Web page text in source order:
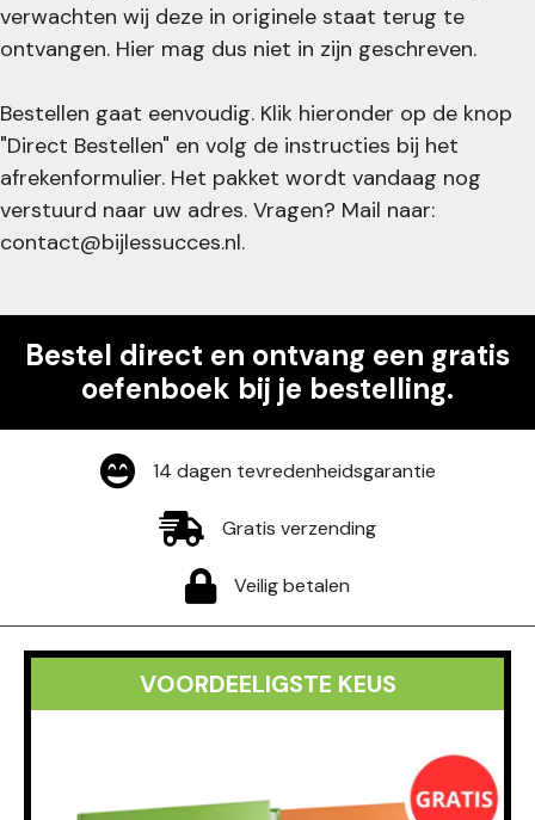
verwachten wij deze in originele staat terug te
ontvangen. Hier mag dus niet in zijn geschreven.
Bestellen gaat eenvoudig. Klik hieronder op de knop
"Direct Bestellen" en volg de instructies bij het
afrekenformulier. Het pakket wordt vandaag nog
verstuurd naar uw adres. Vragen? Mail naar:
contact@bijlessucces.nl.
Bestel direct en ontvang een gratis
oefenboek bij je bestelling.
14 dagen tevredenheidsgarantie
Gratis verzending
Veilig betalen
VOORDEELIGSTE KEUS